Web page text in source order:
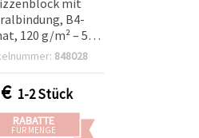
B4-
120 g/m² – 50
Blatt 848028
1-2 Stück
RABATTE
FÜR MENGE